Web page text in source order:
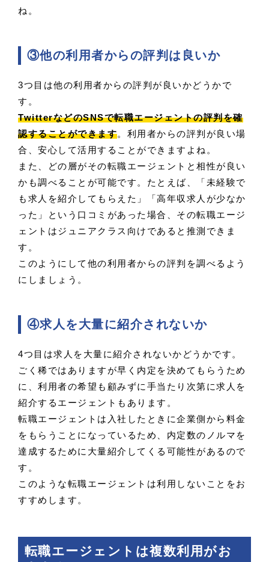
ね。
③他の利用者からの評判は良いか
3つ目は他の利用者からの評判が良いかどうかで
す。
TwitterなどのSNSで転職エージェントの評判を確
認することができます。利用者からの評判が良い場
合、安心して活用することができますよね。
また、どの層がその転職エージェントと相性が良い
かも調べることが可能です。たとえば、「未経験で
も求人を紹介してもらえた」「高年収求人が少なか
った」という口コミがあった場合、その転職エージ
ェントはジュニアクラス向けであると推測できま
す。
このようにして他の利用者からの評判を調べるよう
にしましょう。
④求人を大量に紹介されないか
4つ目は求人を大量に紹介されないかどうかです。
ごく稀ではありますが早く内定を決めてもらうため
に、利用者の希望も顧みずに手当たり次第に求人を
紹介するエージェントもあります。
転職エージェントは入社したときに企業側から料金
をもらうことになっているため、内定数のノルマを
達成するために大量紹介してくる可能性があるので
す。
このような転職エージェントは利用しないことをお
すすめします。
転職エージェントは複数利用がお